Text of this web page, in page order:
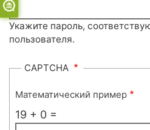
Укажите пароль,
пользователя.
CAPTCHA
Математический пример
19 + 0 =